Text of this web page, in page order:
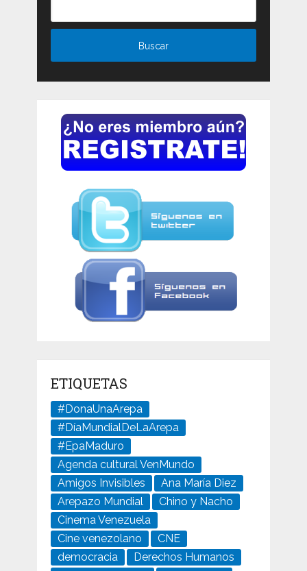
ETIQUETAS
#DonaUnaArepa
#DíaMundialDeLaArepa
#EpaMaduro
Agenda cultural VenMundo
Amigos Invisibles
Ana María Diez
Arepazo Mundial
Chino y Nacho
Cinema Venezuela
Cine venezolano
CNE
democracia
Derechos Humanos